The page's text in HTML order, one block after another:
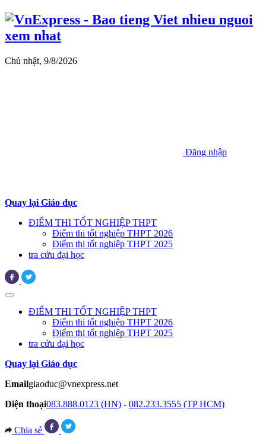
Chủ nhật, 9/8/2026
Đăng nhập
Quay lại Giáo dục
ĐIỂM THI TỐT NGHIỆP THPT
Điểm thi tốt nghiệp THPT 2026
Điểm thi tốt nghiệp THPT 2025
tra cứu đại học
ĐIỂM THI TỐT NGHIỆP THPT
Điểm thi tốt nghiệp THPT 2026
Điểm thi tốt nghiệp THPT 2025
tra cứu đại học
Quay lại Giáo dục
Emailgiaoduc@vnexpress.net
Điện thoại083.888.0123 (HN) - 082.233.3555 (TP HCM)
Chia sẻ